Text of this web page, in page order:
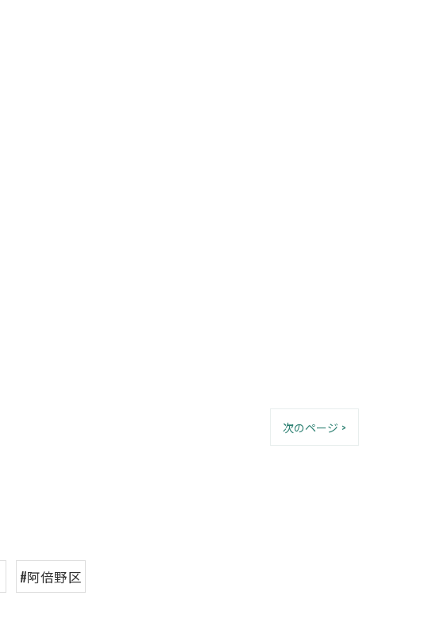
次のページ >
#阿倍野区